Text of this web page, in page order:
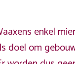
enkel
doel om